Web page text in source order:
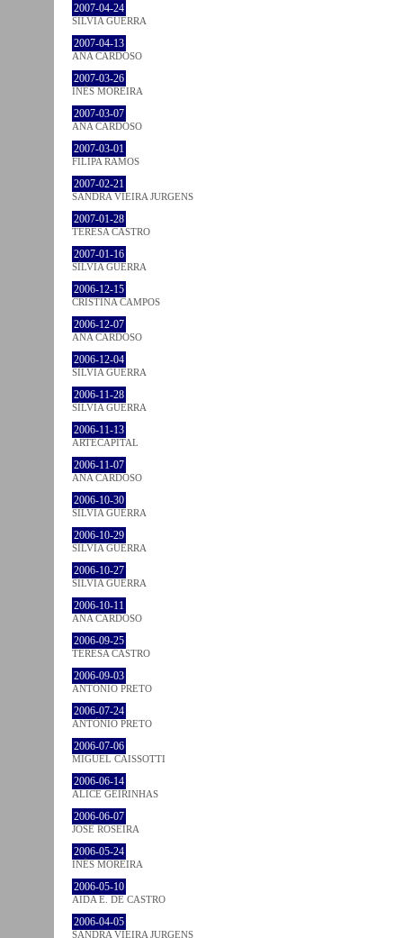
2007-04-24
SÍLVIA GUERRA
2007-04-13
ANA CARDOSO
2007-03-26
INÊS MOREIRA
2007-03-07
ANA CARDOSO
2007-03-01
FILIPA RAMOS
2007-02-21
SANDRA VIEIRA JURGENS
2007-01-28
TERESA CASTRO
2007-01-16
SÍLVIA GUERRA
2006-12-15
CRISTINA CAMPOS
2006-12-07
ANA CARDOSO
2006-12-04
SÍLVIA GUERRA
2006-11-28
SÍLVIA GUERRA
2006-11-13
ARTECAPITAL
2006-11-07
ANA CARDOSO
2006-10-30
SÍLVIA GUERRA
2006-10-29
SÍLVIA GUERRA
2006-10-27
SÍLVIA GUERRA
2006-10-11
ANA CARDOSO
2006-09-25
TERESA CASTRO
2006-09-03
ANTÓNIO PRETO
2006-07-24
ANTÓNIO PRETO
2006-07-06
MIGUEL CAISSOTTI
2006-06-14
ALICE GEIRINHAS
2006-06-07
JOSÉ ROSEIRA
2006-05-24
INÊS MOREIRA
2006-05-10
AIDA E. DE CASTRO
2006-04-05
SANDRA VIEIRA JURGENS